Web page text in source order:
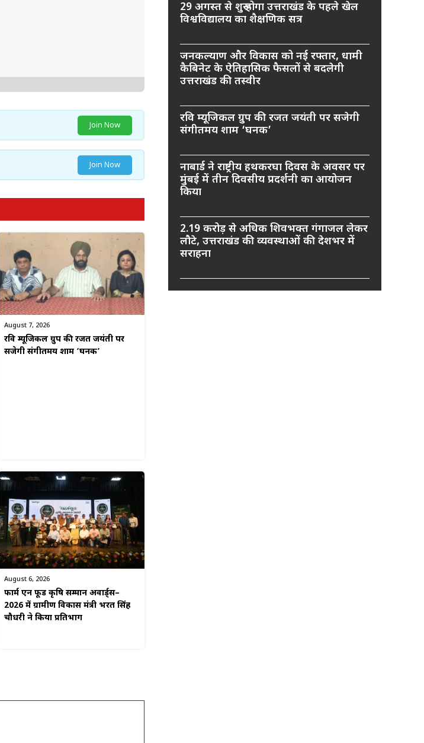
Join Now
Join Now
August 7, 2026
रवि म्यूजिकल ग्रुप की रजत जयंती पर
सजेगी संगीतमय शाम ‘घनक’
August 6, 2026
फार्म एन फूड कृषि सम्मान अवार्ड्स–
2026 में ग्रामीण विकास मंत्री भरत सिंह
चौधरी ने किया प्रतिभाग
29 अगस्त से शुरू होगा उत्तराखंड के पहले खेल
विश्वविद्यालय का शैक्षणिक सत्र
जनकल्याण और विकास को नई रफ्तार, धामी
कैबिनेट के ऐतिहासिक फैसलों से बदलेगी
उत्तराखंड की तस्वीर
रवि म्यूजिकल ग्रुप की रजत जयंती पर सजेगी
संगीतमय शाम ‘घनक’
नाबार्ड ने राष्ट्रीय हथकरघा दिवस के अवसर पर
मुंबई में तीन दिवसीय प्रदर्शनी का आयोजन
किया
2.19 करोड़ से अधिक शिवभक्त गंगाजल लेकर
लौटे, उत्तराखंड की व्यवस्थाओं की देशभर में
सराहना